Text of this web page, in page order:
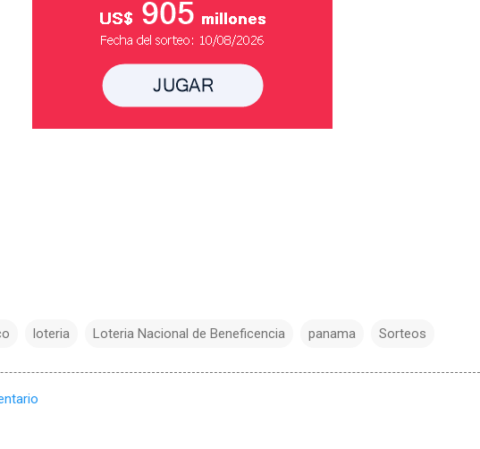
loteria Loteria Nacional de Beneficencia panama Sorteos